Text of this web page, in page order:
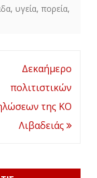
, υγεία, πορεία,
Δεκαήμερο
πολιτιστικών
της ΚΟ
Λιβαδειάς